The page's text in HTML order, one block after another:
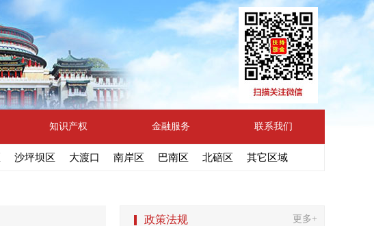
知识产权 金融服务 联系我们
沙坪坝区 大渡口 南岸区 巴南区 北碚区 其它区域
政策法规 更多+